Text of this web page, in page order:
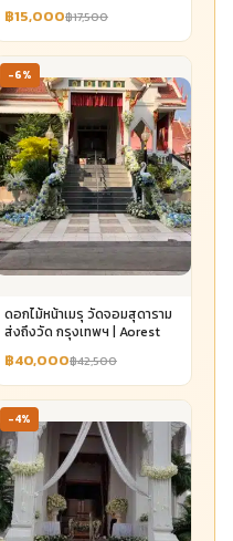
฿15,000฿17,500
-6%
ดอกไม้หน้าเมรุ วัดจอมสุดาราม
ส่งถึงวัด กรุงเทพฯ | Aorest
฿40,000฿42,500
-4%